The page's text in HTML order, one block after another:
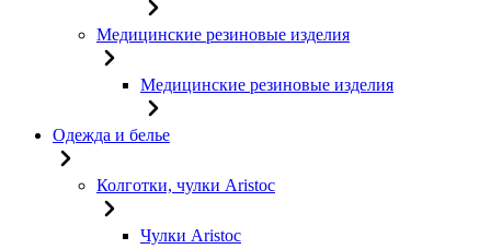
Медицинские резиновые изделия
Медицинские резиновые изделия
Одежда и белье
Колготки, чулки Aristoc
Чулки Aristoc